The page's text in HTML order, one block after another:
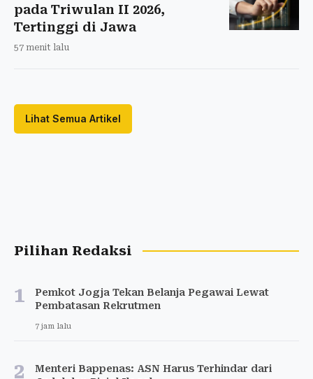
pada Triwulan II 2026,
Tertinggi di Jawa
57 menit lalu
Lihat Semua Artikel
Pilihan Redaksi
1
Pemkot Jogja Tekan Belanja Pegawai Lewat
Pembatasan Rekrutmen
7 jam lalu
2
Menteri Bappenas: ASN Harus Terhindar dari